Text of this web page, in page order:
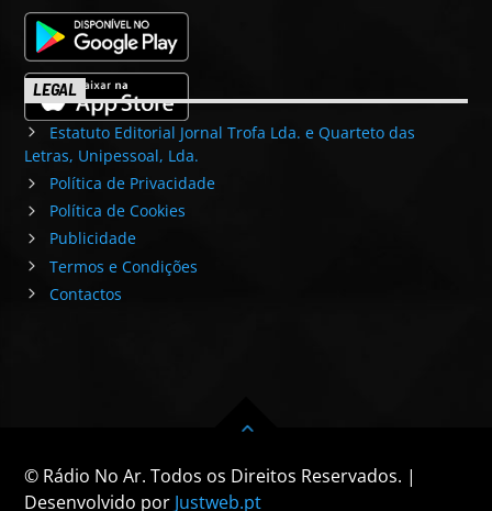
LEGAL
Estatuto Editorial Jornal Trofa Lda. e Quarteto das
Letras, Unipessoal, Lda.
Política de Privacidade
Política de Cookies
Publicidade
Termos e Condições
Contactos
© Rádio No Ar. Todos os Direitos Reservados. |
Desenvolvido por Justweb.pt